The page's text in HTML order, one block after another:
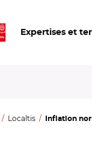
Expertises et
Localtis Inflation